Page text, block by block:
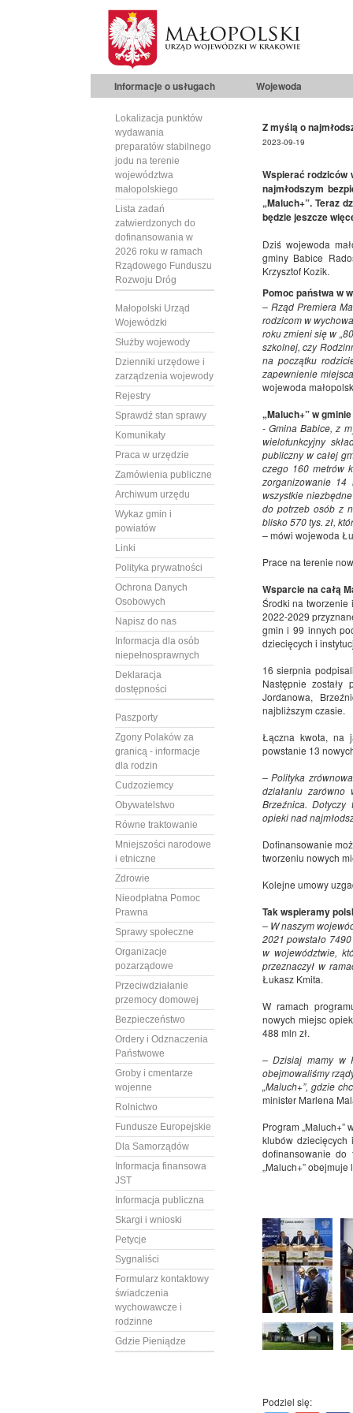
Informacje o usługach Wojewoda
Lokalizacja punktów
wydawania
preparatów stabilnego
jodu na terenie
województwa
małopolskiego
Lista zadań
zatwierdzonych do
dofinansowania w
2026 roku w ramach
Rządowego Funduszu
Rozwoju Dróg
Małopolski Urząd
Wojewódzki
Służby wojewody
Dzienniki urzędowe i
zarządzenia wojewody
Rejestry
Sprawdź stan sprawy
Komunikaty
Praca w urzędzie
Zamówienia publiczne
Archiwum urzędu
Wykaz gmin i
powiatów
Linki
Polityka prywatności
Ochrona Danych
Osobowych
Napisz do nas
Informacja dla osób
niepełnosprawnych
Deklaracja
dostępności
Paszporty
Zgony Polaków za
granicą - informacje
dla rodzin
Cudzoziemcy
Obywatelstwo
Równe traktowanie
Mniejszości narodowe
i etniczne
Zdrowie
Nieodpłatna Pomoc
Prawna
Sprawy społeczne
Organizacje
pozarządowe
Przeciwdziałanie
przemocy domowej
Bezpieczeństwo
Ordery i Odznaczenia
Państwowe
Groby i cmentarze
wojenne
Rolnictwo
Fundusze Europejskie
Dla Samorządów
Informacja finansowa
JST
Informacja publiczna
Skargi i wnioski
Petycje
Sygnaliści
Formularz kontaktowy
świadczenia
wychowawcze i
rodzinne
Gdzie Pieniądze
Z myślą o
2023-09-19
Wspierać rodziców
najmłodszym
„Maluch+”. Teraz
będzie jeszcze
Dziś wojewoda
gminy Babice
Krzysztof Kozik.
Pomoc państwa w
– Rząd Premiera
rodzicom w
roku zmieni się w
szkolnej, czy
na początku
zapewnienie
wojewoda
„Maluch+” w
- Gmina Babice, z
wielofunkcyjny
publiczny w całej
czego 160 metrów
zorganizowanie
wszystkie
do potrzeb osób z
blisko 570 tys. zł,
–mówi wojewoda
Prace na terenie
Wsparcie na całą
Środki na tworzenie
2022-2029
gmin i 99 innych
dziecięcych i
16 sierpnia
Następnie
Jordanowa,
najbliższym czasie.
Łączna kwota, na
powstanie 13
– Polityka
działaniu
Brzeźnica.
opieki nad
Dofinansowanie
tworzeniu nowych
Kolejne umowy
Tak wspieramy
– W naszym
2021 powstało
w województwie,
przeznaczył w
Łukasz Kmita.
W ramach
nowych miejsc
488 mln zł.
– Dzisiaj mamy w
obejmowaliśmy
„Maluch+”, gdzie
minister Marlena
Program
klubów dziecięcych
dofinansowanie do
„Maluch+”
Podziel się: